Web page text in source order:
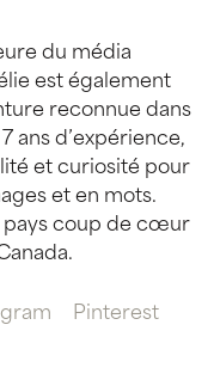
du média
est également
reconnue dans
ans d’expérience,
et curiosité pour
et en mots.
pays coup de cœur
Pinterest